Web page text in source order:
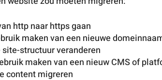
http naar https gaan
maken van een nieuwe
structuur veranderen
maken van een nieuw CMS of
content migreren